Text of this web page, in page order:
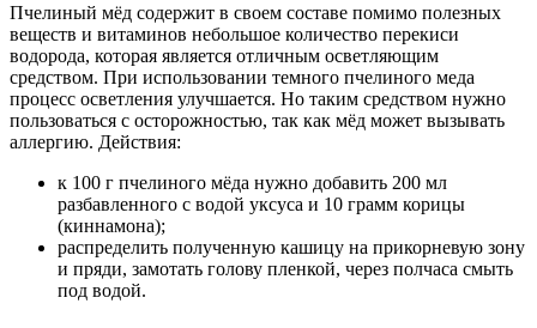
Пчелиный мёд содержит в своем составе помимо полезных
веществ и витаминов небольшое количество перекиси
водорода, которая является отличным осветляющим
средством. При использовании темного пчелиного меда
процесс осветления улучшается. Но таким средством нужно
пользоваться с осторожностью, так как мёд может вызывать
аллергию. Действия:
к 100 г пчелиного мёда нужно добавить 200 мл
разбавленного с водой уксуса и 10 грамм корицы
(киннамона);
распределить полученную кашицу на прикорневую зону
и пряди, замотать голову пленкой, через полчаса смыть
под водой.